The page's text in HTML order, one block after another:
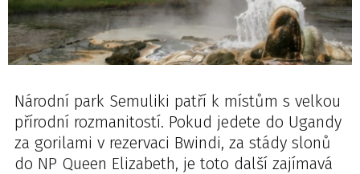
Národní park Semuliki patří k místům s velkou
přírodní rozmanitostí. Pokud jedete do Ugandy
za gorilami v rezervaci Bwindi, za stády slonů
do NP Queen Elizabeth, je toto další zajímavá